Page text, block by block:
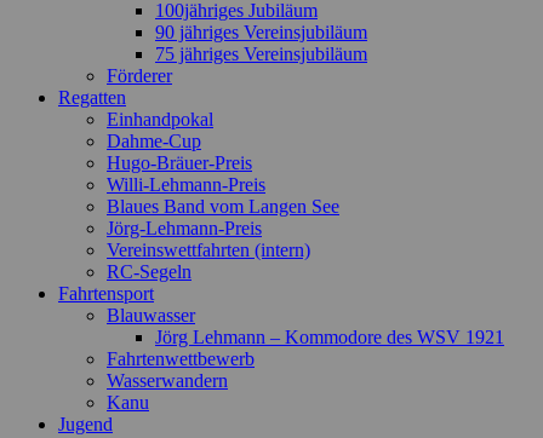
100jähriges Jubiläum
90 jähriges Vereinsjubiläum
75 jähriges Vereinsjubiläum
Förderer
Regatten
Einhandpokal
Dahme-Cup
Hugo-Bräuer-Preis
Willi-Lehmann-Preis
Blaues Band vom Langen See
Jörg-Lehmann-Preis
Vereinswettfahrten (intern)
RC-Segeln
Fahrtensport
Blauwasser
Jörg Lehmann – Kommodore des WSV 1921
Fahrtenwettbewerb
Wasserwandern
Kanu
Jugend